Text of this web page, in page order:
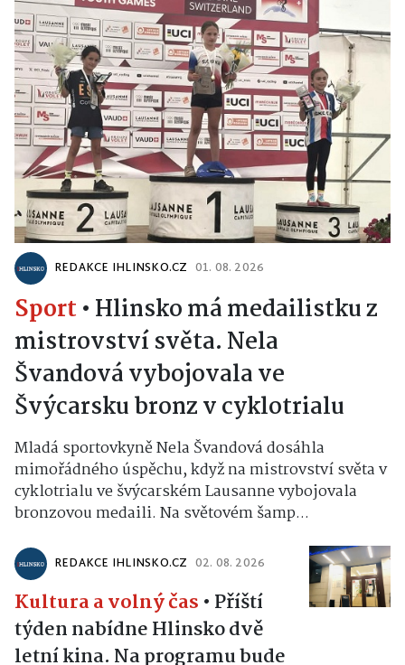
REDAKCE IHLINSKO.CZ 01. 08. 2026
Sport • Hlinsko má medailistku z
mistrovství světa. Nela
Švandová vybojovala ve
Švýcarsku bronz v cyklotrialu
Mladá sportovkyně Nela Švandová dosáhla
mimořádného úspěchu, když na mistrovství světa v
cyklotrialu ve švýcarském Lausanne vybojovala
bronzovou medaili. Na světovém šamp...
REDAKCE IHLINSKO.CZ 02. 08. 2026
Kultura a volný čas • Příští
týden nabídne Hlinsko dvě
letní kina. Na programu bude